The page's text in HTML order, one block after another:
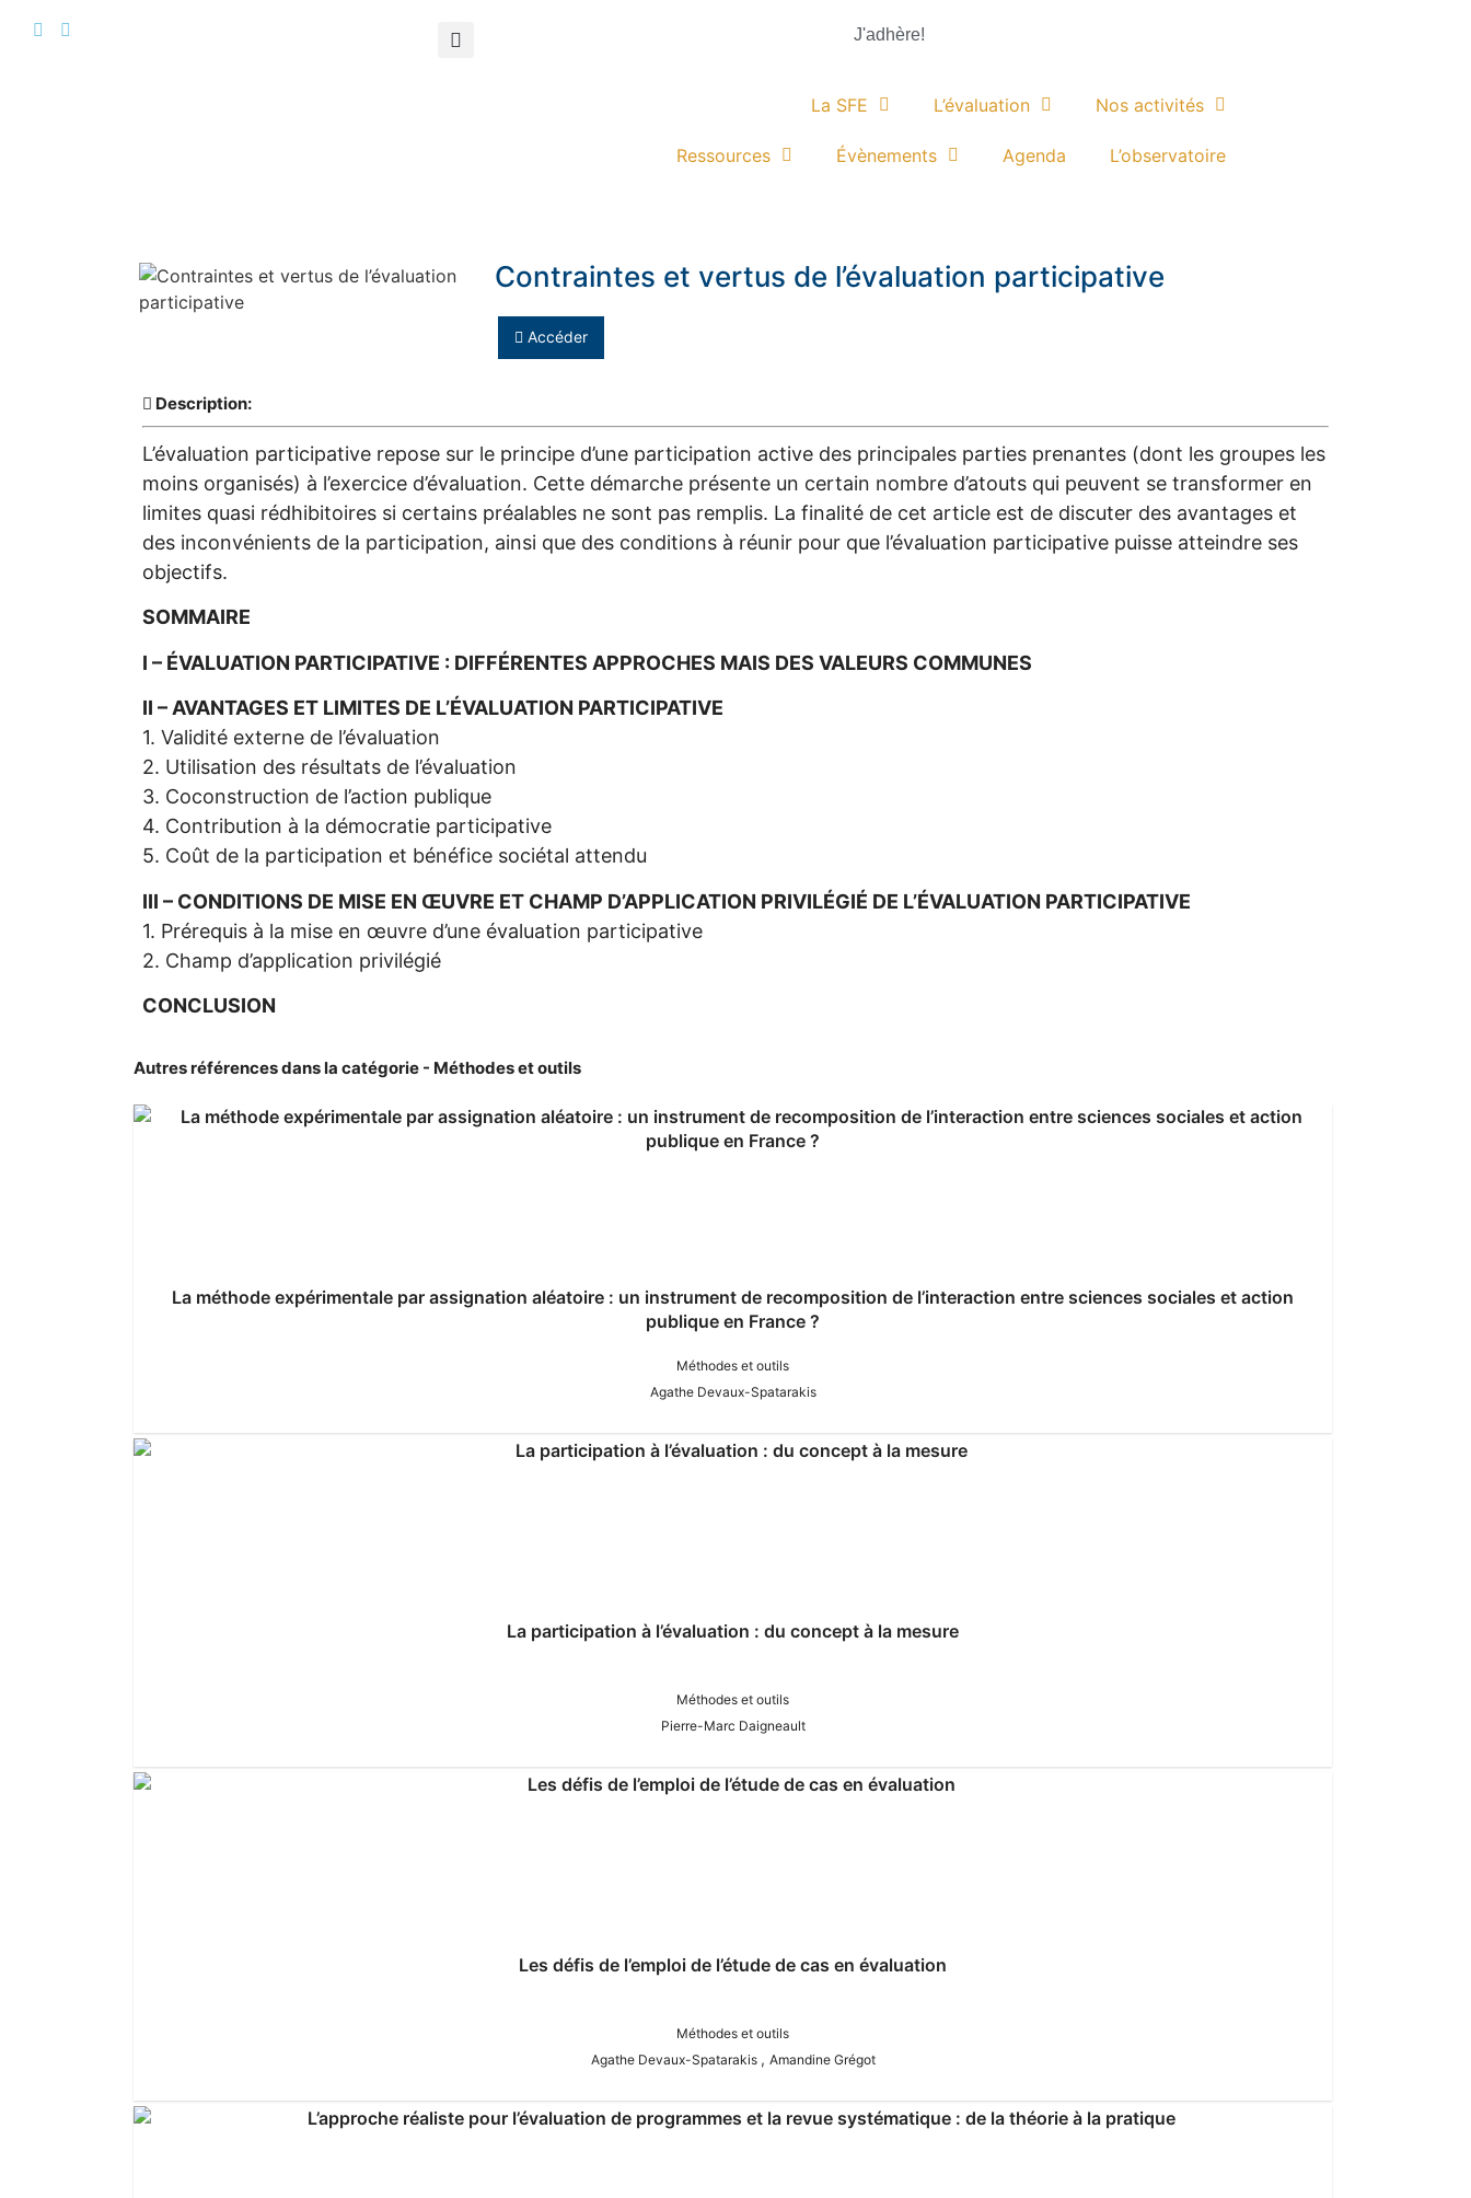
J'adhère!
La SFE L’évaluation Nos activités
Ressources Évènements Agenda L’observatoire
Contraintes et vertus de l’évaluation participative
Accéder
Description:
L’évaluation participative repose sur le principe d’une participation active des principales parties prenantes (dont les groupes les
moins organisés) à l’exercice d’évaluation. Cette démarche présente un certain nombre d’atouts qui peuvent se transformer en
limites quasi rédhibitoires si certains préalables ne sont pas remplis. La finalité de cet article est de discuter des avantages et
des inconvénients de la participation, ainsi que des conditions à réunir pour que l’évaluation participative puisse atteindre ses
objectifs.
SOMMAIRE
I – ÉVALUATION PARTICIPATIVE : DIFFÉRENTES APPROCHES MAIS DES VALEURS COMMUNES
II – AVANTAGES ET LIMITES DE L’ÉVALUATION PARTICIPATIVE
1. Validité externe de l’évaluation
2. Utilisation des résultats de l’évaluation
3. Coconstruction de l’action publique
4. Contribution à la démocratie participative
5. Coût de la participation et bénéfice sociétal attendu
III – CONDITIONS DE MISE EN ŒUVRE ET CHAMP D’APPLICATION PRIVILÉGIÉ DE L’ÉVALUATION PARTICIPATIVE
1. Prérequis à la mise en œuvre d’une évaluation participative
2. Champ d’application privilégié
CONCLUSION
Autres références dans la catégorie - Méthodes et outils
La méthode expérimentale par assignation aléatoire : un instrument de recomposition de l’interaction entre sciences sociales et action
publique en France ?
Méthodes et outils
Agathe Devaux-Spatarakis
La participation à l’évaluation : du concept à la mesure
Méthodes et outils
Pierre-Marc Daigneault
Les défis de l’emploi de l’étude de cas en évaluation
Méthodes et outils
Agathe Devaux-Spatarakis , Amandine Grégot